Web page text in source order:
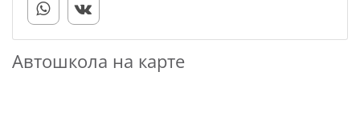
Автошкола на карте